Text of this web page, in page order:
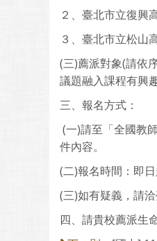
２、臺北市立復興
３、臺北市立松山
(三)薦派對象(請依
議題融入課程有興
三、報名方式：
(一)請至「全國教
件內容。
(二)報名時間：即
(三)如有疑義，請
四、請貴校薦派生